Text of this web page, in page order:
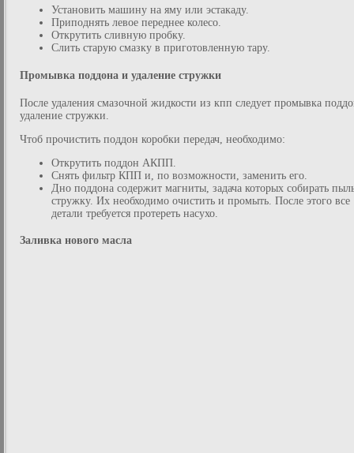
Установить машину на яму или эстакаду.
Приподнять левое переднее колесо.
Открутить сливную пробку.
Слить старую смазку в приготовленную тару.
Промывка поддона и удаление стружки
После удаления смазочной жидкости из кпп следует промывка
удаление стружки.
Чтоб прочистить поддон коробки передач, необходимо:
Открутить поддон АКПП.
Снять фильтр КПП и, по возможности, заменить его.
Дно поддона содержит магниты, задача которых собирать
стружку. Их необходимо очистить и промыть. После этого все
детали требуется протереть насухо.
Заливка нового масла